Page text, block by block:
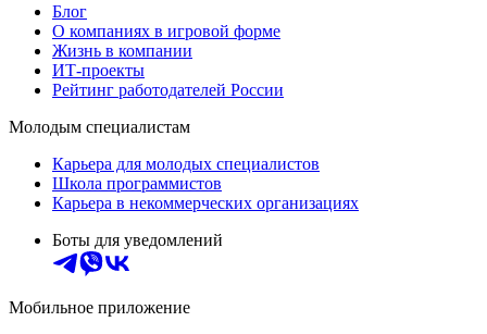
Блог
О компаниях в игровой форме
Жизнь в компании
ИТ-проекты
Рейтинг работодателей России
Молодым специалистам
Карьера для молодых специалистов
Школа программистов
Карьера в некоммерческих организациях
Боты для уведомлений
Мобильное приложение